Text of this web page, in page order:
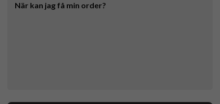
När kan jag få min order?